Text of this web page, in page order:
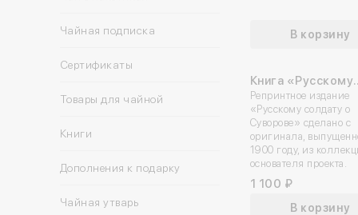
Чайная подписка
Сертификаты
Товары для чайной
Книги
Дополнения к подарку
Коллекционные открытки
Чайная утварь
В корзину
Книга «Русскому
солдату о
Репринтное издание
«Русскому солдату о
Суворове» сделано с
оригинала,
1900 году, из
основателя проекта.
1 100 ₽
В корзину